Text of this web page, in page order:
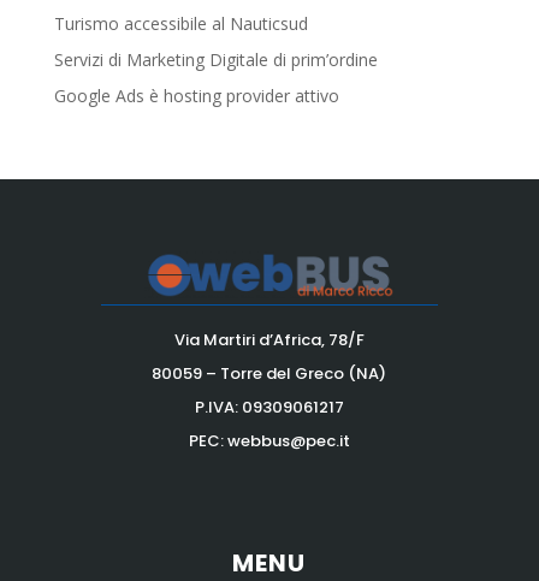
Turismo accessibile al Nauticsud
Servizi di Marketing Digitale di prim’ordine
Google Ads è hosting provider attivo
Via Martiri d’Africa, 78/F
80059 – Torre del Greco (NA)
P.IVA: 09309061217
PEC: webbus@pec.it
MENU